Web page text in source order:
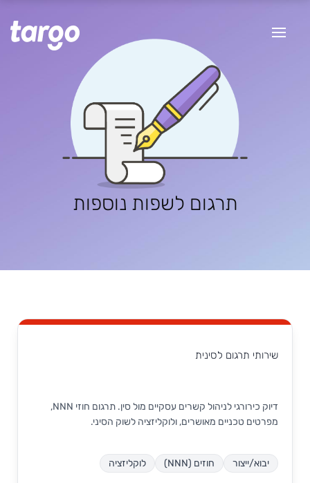
תרגום לשפות נוספות
שירותי תרגום לסינית
דיוק כירורגי לניהול קשרים עסקיים מול סין. תרגום חוזי NNN,
מפרטים טכניים מאושרים, ולוקליזציה לשוק הסיני.
יבוא/ייצור חוזים (NNN) לוקליזציה